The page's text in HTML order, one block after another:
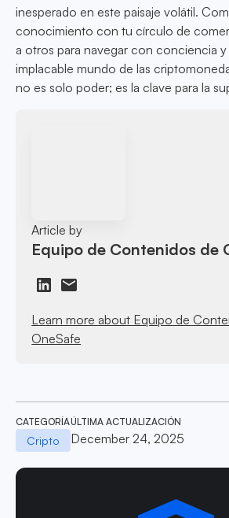
inesperado en este paisaje volátil.
conocimiento con tu círculo de
a otros para navegar con conciencia y
implacable mundo de las
no es solo poder; es la clave para la
Article by
Equipo de Contenidos de
Learn more about Equipo de
OneSafe
CATEGORÍA
Cripto
ÚLTIMA ACTUALIZACIÓN
December 24, 2025